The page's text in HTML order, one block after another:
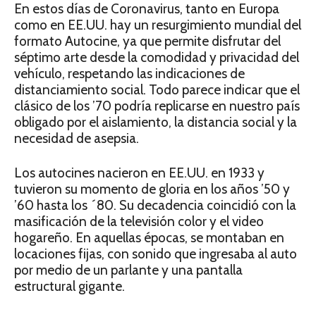
En estos días de Coronavirus, tanto en Europa
como en EE.UU. hay un resurgimiento mundial del
formato Autocine, ya que permite disfrutar del
séptimo arte desde la comodidad y privacidad del
vehículo, respetando las indicaciones de
distanciamiento social. Todo parece indicar que el
clásico de los ’70 podría replicarse en nuestro país
obligado por el aislamiento, la distancia social y la
necesidad de asepsia.
Los autocines nacieron en EE.UU. en 1933 y
tuvieron su momento de gloria en los años ’50 y
’60 hasta los ´80. Su decadencia coincidió con la
masificación de la televisión color y el video
hogareño. En aquellas épocas, se montaban en
locaciones fijas, con sonido que ingresaba al auto
por medio de un parlante y una pantalla
estructural gigante.